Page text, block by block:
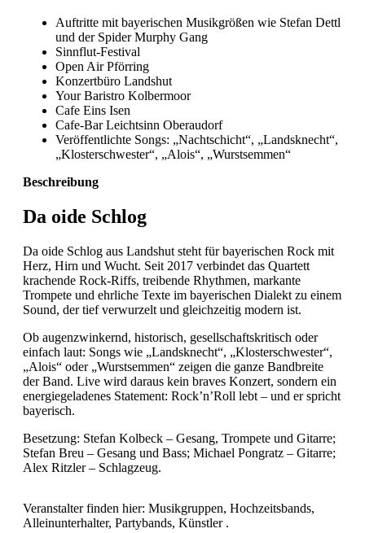
Auftritte mit bayerischen Musikgrößen wie Stefan Dettl
und der Spider Murphy Gang
Sinnflut-Festival
Open Air Pförring
Konzertbüro Landshut
Your Baristro Kolbermoor
Cafe Eins Isen
Cafe-Bar Leichtsinn Oberaudorf
Veröffentlichte Songs: „Nachtschicht“, „Landsknecht“,
„Klosterschwester“, „Alois“, „Wurstsemmen“
Beschreibung
Da oide Schlog
Da oide Schlog aus Landshut steht für bayerischen Rock mit
Herz, Hirn und Wucht. Seit 2017 verbindet das Quartett
krachende Rock-Riffs, treibende Rhythmen, markante
Trompete und ehrliche Texte im bayerischen Dialekt zu einem
Sound, der tief verwurzelt und gleichzeitig modern ist.
Ob augenzwinkernd, historisch, gesellschaftskritisch oder
einfach laut: Songs wie „Landsknecht“, „Klosterschwester“,
„Alois“ oder „Wurstsemmen“ zeigen die ganze Bandbreite
der Band. Live wird daraus kein braves Konzert, sondern ein
energiegeladenes Statement: Rock’n’Roll lebt – und er spricht
bayerisch.
Besetzung: Stefan Kolbeck – Gesang, Trompete und Gitarre;
Stefan Breu – Gesang und Bass; Michael Pongratz – Gitarre;
Alex Ritzler – Schlagzeug.
Veranstalter finden hier: Musikgruppen, Hochzeitsbands,
Alleinunterhalter, Partybands, Künstler .